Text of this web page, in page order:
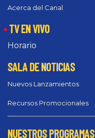
Acerca del Canal
TV EN VIVO
Horario
SALA DE NOTICIAS
Nuevos Lanzamientos
Recursos Promocionales
NUESTROS PROGRAMAS